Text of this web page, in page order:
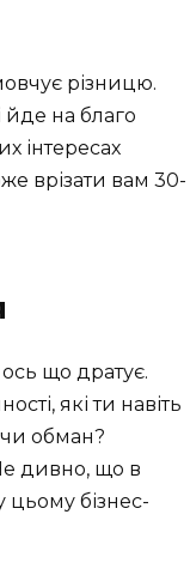
різницю.
йде на благо
інтересах
врізати вам 30-
що дратує.
які ти навіть
обман?
дивно, що в
цьому бізнес-